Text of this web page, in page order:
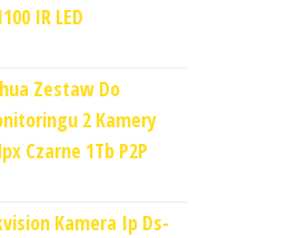
IR LED
Zestaw Do
2 Kamery
Czarne 1Tb P2P
Kamera Ip Ds-